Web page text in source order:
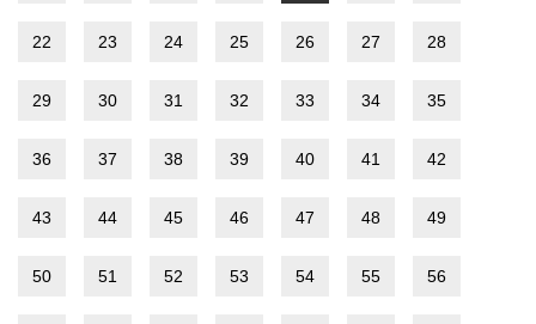
22 23 24 25 26 27 28
29 30 31 32 33 34 35
36 37 38 39 40 41 42
43 44 45 46 47 48 49
50 51 52 53 54 55 56